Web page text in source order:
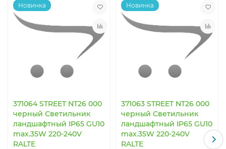
Новинка
371064 STREET NT26 000
черный Светильник
ландшафтный IP65 GU10
max.35W 220-240V
RALTE
Новинка
371063 STREET NT26 000
черный Светильник
ландшафтный IP65 GU10
max.35W 220-240V
RALTE